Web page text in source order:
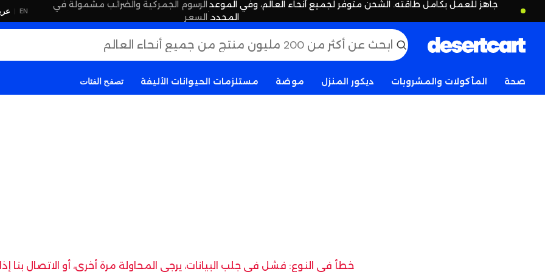
جاهز للعمل بكامل طاقته. الشحن متوفر لجميع أنحاء العالم، وفي الموعد
المحدد.
·
الرسوم الجمركية والضرائب مشمولة في
السعر
EN
|
صحة المأكولات والمشروبات ديكور المنزل موضة مستلزمات الحيوانات الأليفة تصفح الفئات
خطأ في النوع: فشل في جلب البيانات، يرجى المحاولة مرة أخرى، أو الاتصال بنا